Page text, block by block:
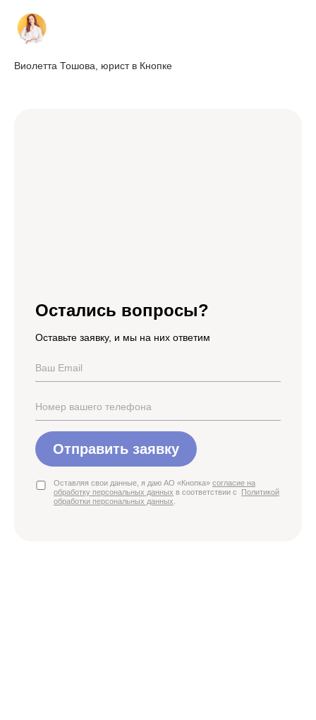
Виолетта Тошова, юрист в Кнопке
Остались вопросы?
Оставьте заявку, и мы на них ответим
Отправить заявку
Оставляя свои данные, я даю АО «Кнопка» согласие на
обработку персональных данных в соответствии с Политикой
обработки персональных данных